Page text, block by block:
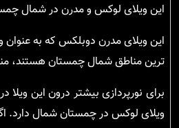
این ویلای لوکس و مدرن در شمال
این ویلای مدرن دوبلکس که به
ترین مناطق شمال چمستان هستند،
برای نورپردازی بیشتر درون این
ویلای لوکس در چمستان شمال دارد.